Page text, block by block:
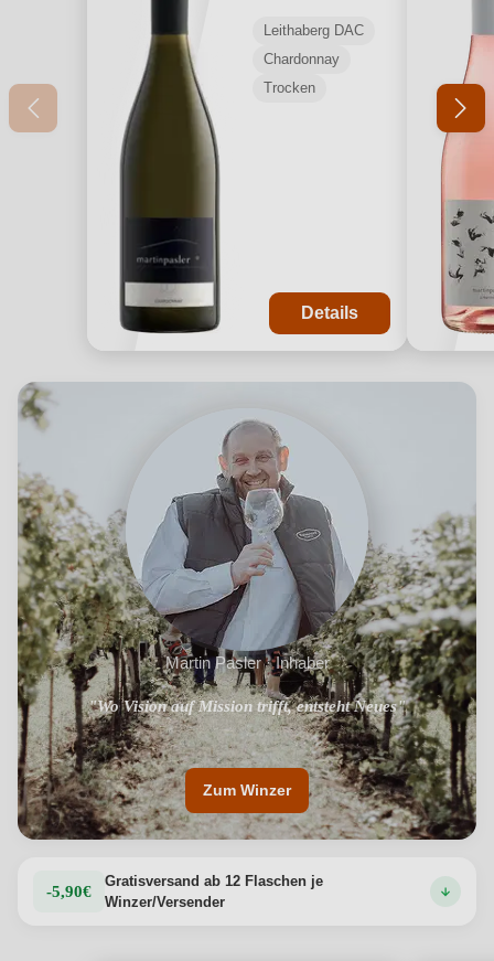
Leithaberg DAC
Chardonnay
Trocken
Details
Martin Pasler · Inhaber
"Wo Vision auf Mission trifft, entsteht Neues"
"Kleine, biologische Trauben, die ohne chemisches Zutun
gedeihen können"
Zum Winzer
-5,90€
Gratisversand ab 12 Flaschen je
Winzer/Versender